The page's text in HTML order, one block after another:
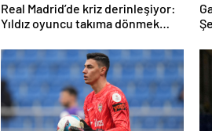
Real Madrid’de kriz derinleşiyor:
Yıldız oyuncu takıma dönmek